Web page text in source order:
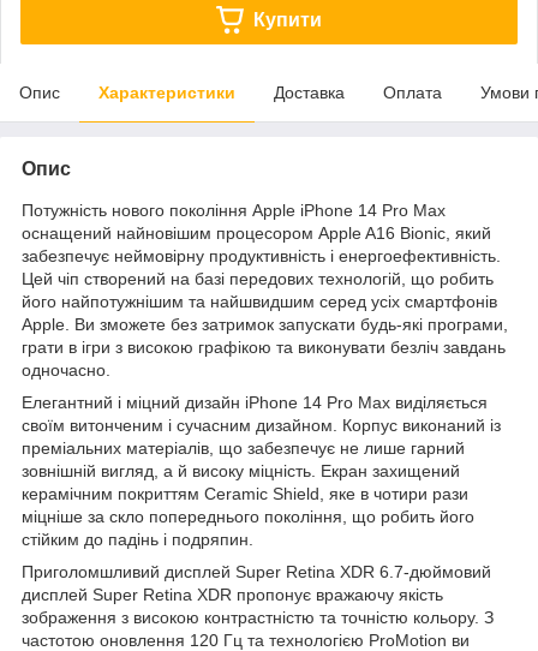
Купити
Опис Характеристики Доставка Оплата Умови
Опис
Потужність нового покоління Apple iPhone 14 Pro Max
оснащений найновішим процесором Apple A16 Bionic, який
забезпечує неймовірну продуктивність і енергоефективність.
Цей чіп створений на базі передових технологій, що робить
його найпотужнішим та найшвидшим серед усіх смартфонів
Apple. Ви зможете без затримок запускати будь-які програми,
грати в ігри з високою графікою та виконувати безліч завдань
одночасно.
Елегантний і міцний дизайн iPhone 14 Pro Max виділяється
своїм витонченим і сучасним дизайном. Корпус виконаний із
преміальних матеріалів, що забезпечує не лише гарний
зовнішній вигляд, а й високу міцність. Екран захищений
керамічним покриттям Ceramic Shield, яке в чотири рази
міцніше за скло попереднього покоління, що робить його
стійким до падінь і подряпин.
Приголомшливий дисплей Super Retina XDR 6.7-дюймовий
дисплей Super Retina XDR пропонує вражаючу якість
зображення з високою контрастністю та точністю кольору. З
частотою оновлення 120 Гц та технологією ProMotion ви